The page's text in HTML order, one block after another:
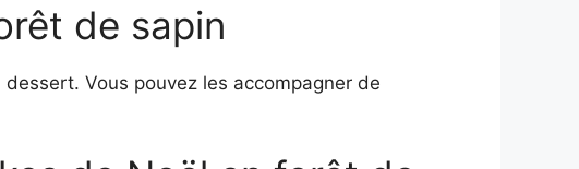
de sapin
Vous pouvez les accompagner de